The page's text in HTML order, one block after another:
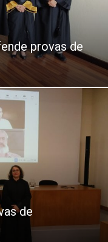
provas de
de